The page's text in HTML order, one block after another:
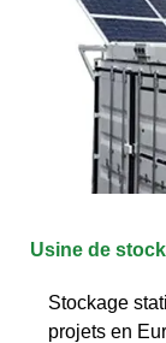
Usine de
Stockage
projets en